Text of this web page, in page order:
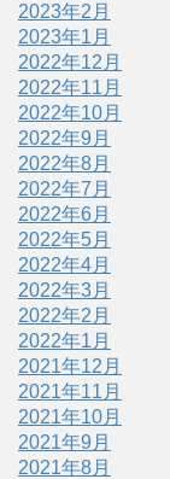
2023年2月
2023年1月
2022年12月
2022年11月
2022年10月
2022年9月
2022年8月
2022年7月
2022年6月
2022年5月
2022年4月
2022年3月
2022年2月
2022年1月
2021年12月
2021年11月
2021年10月
2021年9月
2021年8月